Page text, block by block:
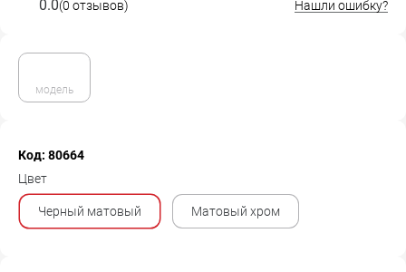
модель
0.0(0 отзывов) Нашли ошибку?
Код: 80664
Цвет
Черный матовый Матовый хром